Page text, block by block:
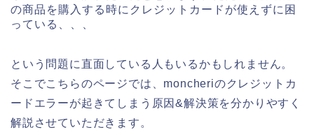
の商品を購入する時にクレジットカードが使えずに困
っている、、、
という問題に直面している人もいるかもしれません。
そこでこちらのページでは、moncheriのクレジットカ
ードエラーが起きてしまう原因&解決策を分かりやすく
解説させていただきます。